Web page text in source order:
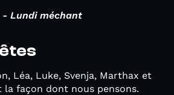
- Lundi méchant
Léa, Luke, Svenja, Marthax et
la façon dont nous pensons.